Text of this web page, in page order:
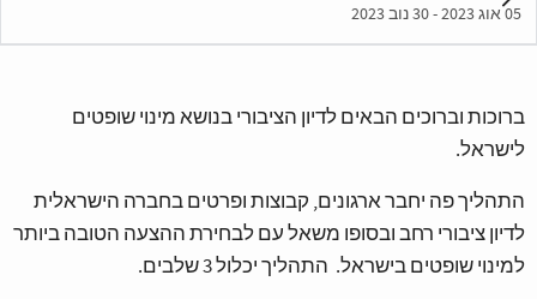
05 אוג 2023 - 30 נוב 2023
ברוכות וברוכים הבאים לדיון הציבורי בנושא מינוי שופטים
לישראל.
התהליך פה יחבר ארגונים, קבוצות ופרטים בחברה הישראלית
לדיון ציבורי רחב ובסופו משאל עם לבחירת ההצעה הטובה ביותר
למינוי שופטים בישראל. התהליך יכלול 3 שלבים.